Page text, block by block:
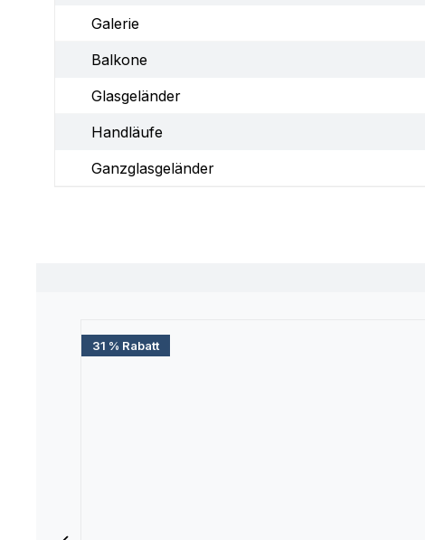
Galerie
Balkone
Glasgeländer
Handläufe
Ganzglasgeländer
31 % Rabatt